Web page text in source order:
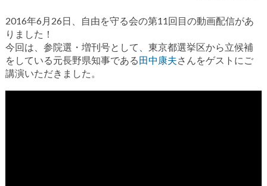
2016年6月26日、自由を守る会の第11回目の動画配信があ
りました！
今回は、参院選・増刊号として、東京都選挙区から立候補
をしている元長野県知事である田中康夫さんをゲストにご
講演いただきました。